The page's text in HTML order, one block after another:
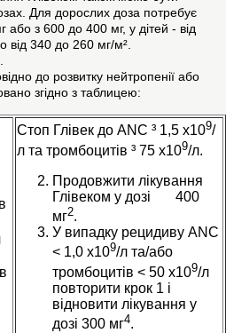
Для дорослих доза потребує
з 600 до 400 мг, у дітей - від
від 340 до 260 мг/м².
до розвитку нейтропенії або
згідно з таблицею:
Стоп Глівек до ANC ³ 1,5 x109/
л та тромбоцитів ³ 75 x109/л.
Продовжити лікування
Глівеком у дозі 400
мг2.
У випадку рецидиву ANC
< 1,0 x109/л та/або
тромбоцитів < 50 x109/л
повторити крок 1 і
відновити лікування у
дозі 300 мг4.